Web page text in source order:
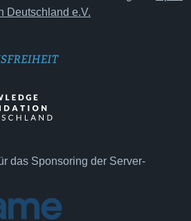
Deutschland e.V.
das Sponsoring der Server-